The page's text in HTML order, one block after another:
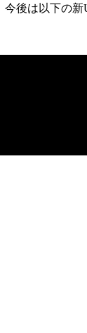
今後は以下の新